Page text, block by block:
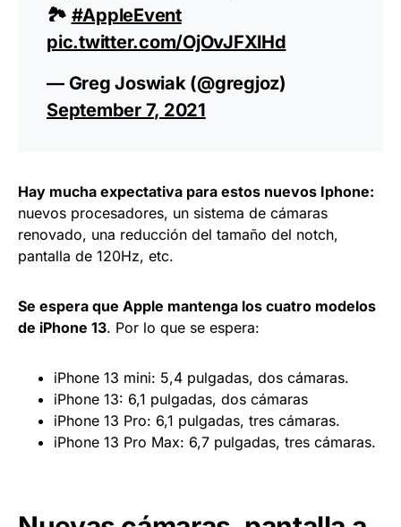
🏞 #AppleEvent
pic.twitter.com/OjOvJFXlHd
— Greg Joswiak (@gregjoz)
September 7, 2021
Hay mucha expectativa para estos nuevos Iphone:
nuevos procesadores, un sistema de cámaras
renovado, una reducción del tamaño del notch,
pantalla de 120Hz, etc.
Se espera que Apple mantenga los cuatro modelos
de iPhone 13. Por lo que se espera:
iPhone 13 mini: 5,4 pulgadas, dos cámaras.
iPhone 13: 6,1 pulgadas, dos cámaras
iPhone 13 Pro: 6,1 pulgadas, tres cámaras.
iPhone 13 Pro Max: 6,7 pulgadas, tres cámaras.